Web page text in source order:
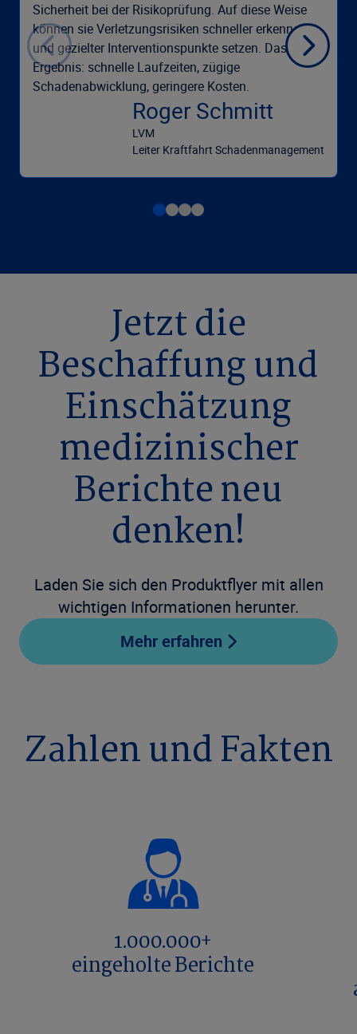
Sicherheit bei der Risikoprüfung. Auf diese Weise
können sie Verletzungsrisiken schneller erkennen
und gezielter Interventionspunkte setzen. Das
Ergebnis: schnelle Laufzeiten, zügige
Schadenabwicklung, geringere Kosten.
Roger Schmitt
LVM
Leiter Kraftfahrt Schadenmanagement
Jetzt die
Beschaffung und
Einschätzung
medizinischer
Berichte neu
denken!
Laden Sie sich den Produktflyer mit allen
wichtigen Informationen herunter.
Mehr erfahren
Zahlen und Fakten
1.000.000+
eingeholte Berichte